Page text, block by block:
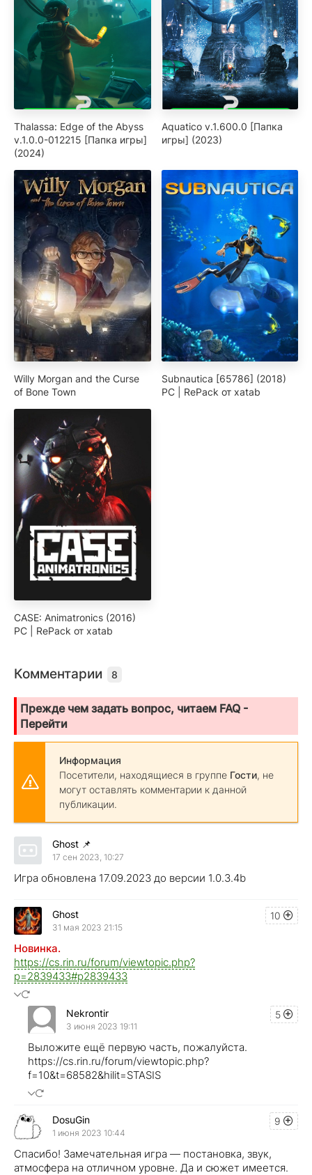
Thalassa: Edge of the Abyss
v.1.0.0-012215 [Папка игры]
(2024)
Aquatico v.1.600.0 [Папка
игры] (2023)
Willy Morgan and the Curse
of Bone Town
Subnautica [65786] (2018)
PC | RePack от xatab
CASE: Animatronics (2016)
PC | RePack от xatab
Комментарии 8
Прежде чем задать вопрос, читаем FAQ -
Перейти
Информация
Посетители, находящиеся в группе Гости, не
могут оставлять комментарии к данной
публикации.
Ghost 📌
17 сен 2023, 10:27
Игра обновлена 17.09.2023 до версии 1.0.3.4b
10
Ghost
31 мая 2023 21:15
Новинка.
https://cs.rin.ru/forum/viewtopic.php?
p=2839433#p2839433
5
Nekrontir
3 июня 2023 19:11
Выложите ещё первую часть, пожалуйста.
https://cs.rin.ru/forum/viewtopic.php?
f=10&t=68582&hilit=STASIS
9
DosuGin
1 июня 2023 10:44
Спасибо! Замечательная игра — постановка, звук,
атмосфера на отличном уровне. Да и сюжет имеется.